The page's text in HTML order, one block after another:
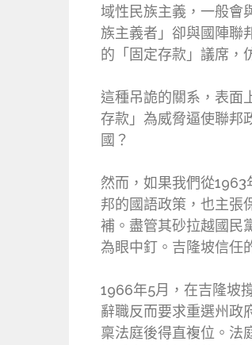
域性民族主義，一般會
族主義者」卻與國陣聯
的「固定存款」議席，
這種吊詭的關系，表面
存款」為威脅逼使聯邦
國？
然而，如果我們從
邦的國語政策，也主張
補。盡管其砂拉越國民
為眼中釘。吉隆坡信任
1966年5月，在吉隆坡
辭職反而要求重選州政
稟法庭後得直複位。法